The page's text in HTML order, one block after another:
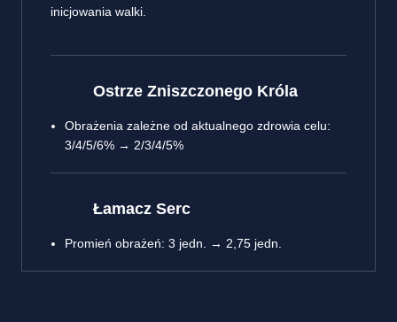
inicjowania walki.
Ostrze Zniszczonego Króla
Obrażenia zależne od aktualnego zdrowia celu:
3/4/5/6% → 2/3/4/5%
Łamacz Serc
Promień obrażeń: 3 jedn. → 2,75 jedn.